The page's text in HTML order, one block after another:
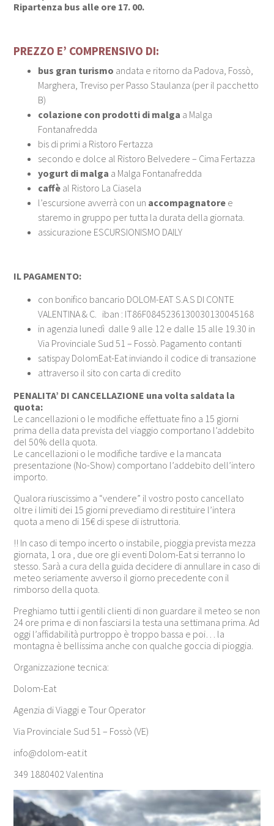
Ripartenza bus alle ore 17. 00.
PREZZO E’ COMPRENSIVO DI:
bus gran turismo andata e ritorno da Padova, Fossò,
Marghera, Treviso per Passo Staulanza (per il pacchetto
B)
colazione con prodotti di malga a Malga
Fontanafredda
bis di primi a Ristoro Fertazza
secondo e dolce al Ristoro Belvedere – Cima Fertazza
yogurt di malga a Malga Fontanafredda
caffè al Ristoro La Ciasela
l’escursione avverrà con un accompagnatore e
staremo in gruppo per tutta la durata della giornata.
assicurazione ESCURSIONISMO DAILY
IL PAGAMENTO:
con bonifico bancario DOLOM-EAT S.A.S DI CONTE
VALENTINA & C. iban : IT86F0845236130030130045168
in agenzia lunedì dalle 9 alle 12 e dalle 15 alle 19.30 in
Via Provinciale Sud 51 – Fossò. Pagamento contanti
satispay DolomEat-Eat inviando il codice di transazione
attraverso il sito con carta di credito
PENALITA’ DI CANCELLAZIONE una volta saldata la
quota:
Le cancellazioni o le modifiche effettuate fino a 15 giorni
prima della data prevista del viaggio comportano l’addebito
del 50% della quota.
Le cancellazioni o le modifiche tardive e la mancata
presentazione (No-Show) comportano l’addebito dell’intero
importo.
Qualora riuscissimo a “vendere” il vostro posto cancellato
oltre i limiti dei 15 giorni prevediamo di restituire l’intera
quota a meno di 15€ di spese di istruttoria.
!! In caso di tempo incerto o instabile, pioggia prevista mezza
giornata, 1 ora , due ore gli eventi Dolom-Eat si terranno lo
stesso. Sarà a cura della guida decidere di annullare in caso di
meteo seriamente avverso il giorno precedente con il
rimborso della quota.
Preghiamo tutti i gentili clienti di non guardare il meteo se non
24 ore prima e di non fasciarsi la testa una settimana prima. Ad
oggi l’affidabilità purtroppo è troppo bassa e poi… la
montagna è bellissima anche con qualche goccia di pioggia.
Organizzazione tecnica:
Dolom-Eat
Agenzia di Viaggi e Tour Operator
Via Provinciale Sud 51 – Fossò (VE)
info@dolom-eat.it
349 1880402 Valentina